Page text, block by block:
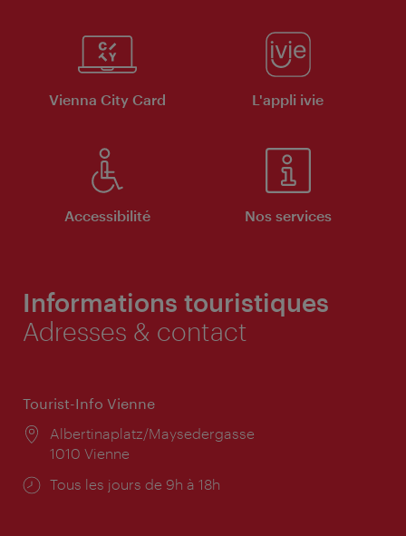
Vienna City Card L'appli ivie
Accessibilité Nos services
Informations touristiques
Adresses & contact
Tourist-Info Vienne
Lieu:
Albertinaplatz/Maysedergasse
1010 Vienne
Horaires
Tous les jours de 9h à 18h